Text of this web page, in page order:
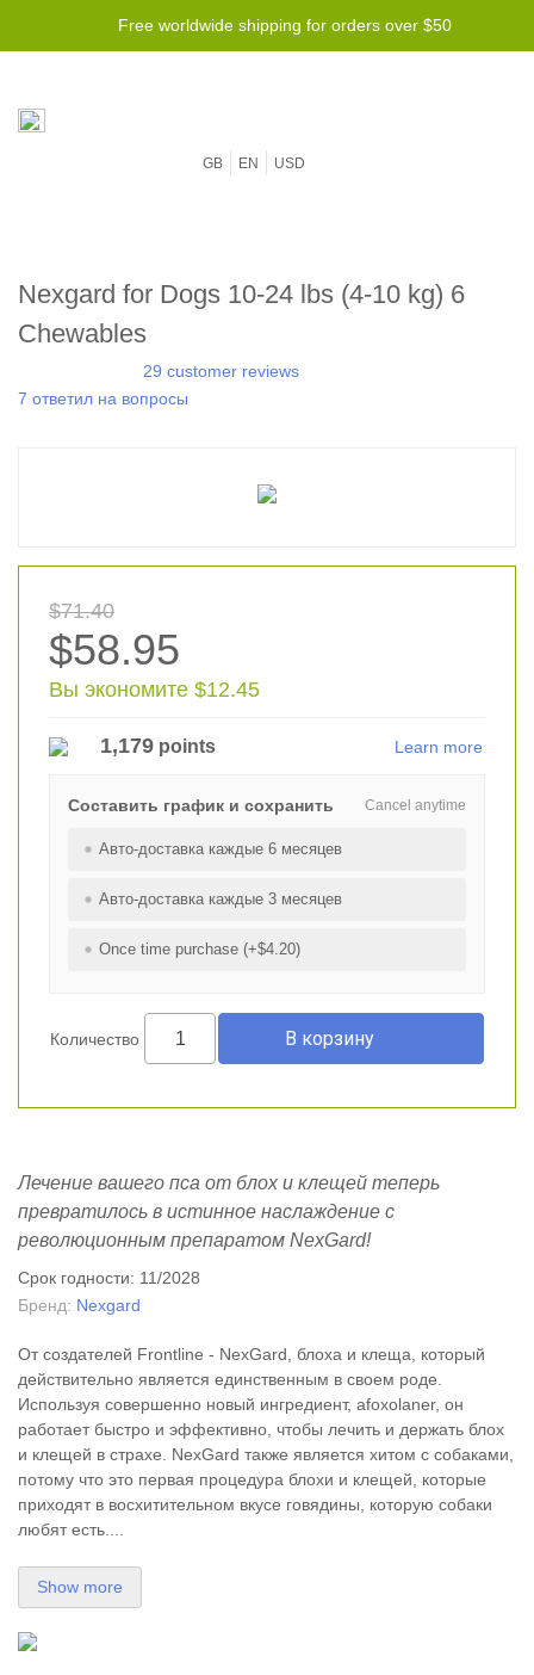
Free worldwide shipping for orders over $50
GB EN USD
Nexgard for Dogs 10-24 lbs (4-10 kg) 6
Chewables
29 customer reviews
7 ответил на вопросы
$71.40
$58.95
Вы экономите $12.45
1,179 points Learn more
Cancel anytime
Составить график и сохранить
Авто-доставка каждые 6 месяцев
Авто-доставка каждые 3 месяцев
Once time purchase (+$4.20)
Количество
Лечение вашего пса от блох и клещей теперь
превратилось в истинное наслаждение с
революционным препаратом NexGard!
Срок годности: 11/2028
Бренд: Nexgard
От создателей Frontline - NexGard, блоха и клеща,
который
действительно является единственным в своем роде.
Используя совершенно новый ингредиент, afoxolaner, он
работает быстро и эффективно, чтобы лечить и держать блох
и клещей в страхе. NexGard также является хитом с собаками,
потому что это первая процедура блохи и клещей,
которые
приходят в восхитительном вкусе говядины, которую собаки
любят есть....
Show more